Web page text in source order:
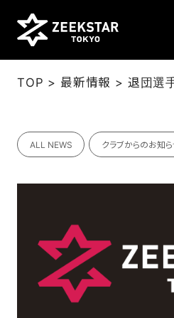
NEWS
TEAM
SCHEDULE
TICKET
TOP > 最新情報 > 退団選
ALL NEWS クラブからのお知